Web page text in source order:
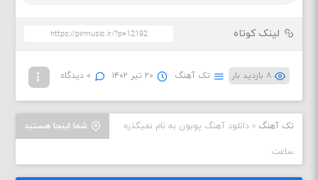
لینک کوتاه
۸ بازدید بار تک آهنگ ۲۰ تیر ۱۴۰۲ ۰ دیدگاه
شما اینجا هستید تک آهنگ »دانلود آهنگ پوبون به نام نمیگذره
ساعت